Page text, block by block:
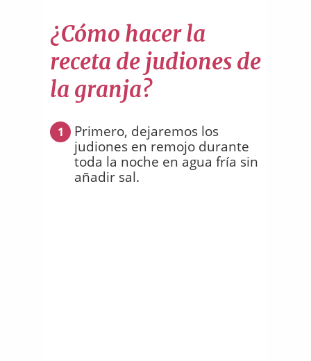
¿Cómo hacer la
receta de judiones de
la granja?
1
Primero, dejaremos los
judiones en remojo durante
toda la noche en agua fría sin
añadir sal.